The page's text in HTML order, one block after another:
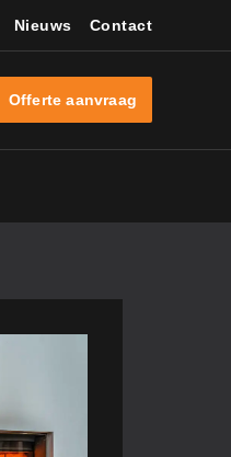
Nieuws Contact
Offerte aanvraag